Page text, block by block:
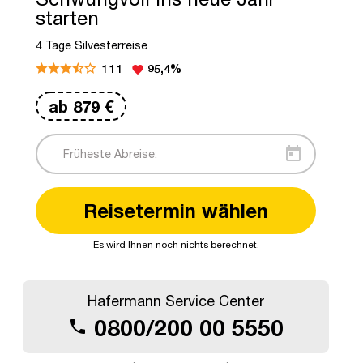
starten
4 Tage Silvesterreise
111
favorite 95,4%
ab 879 €
today
Reisetermin wählen
Es wird Ihnen noch nichts berechnet.
Hafermann Service Center
call 0800/200 00 5550